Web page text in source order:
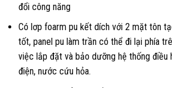
đổi công năng
Có lơp foarm pu kết dích với 2 mặt tôn
tốt, panel pu làm trần có thể đi lại phía
việc lắp đặt và bảo dưỡng hệ thống điều
điện, nước cứu hỏa.